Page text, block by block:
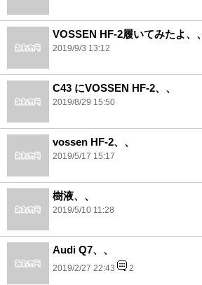
VOSSEN HF-2履いてみたよ、、
2019/9/3 13:12
C43 にVOSSEN HF-2、、
2019/8/29 15:50
vossen HF-2、、
2019/5/17 15:17
樹液、、
2019/5/10 11:28
Audi Q7、、
2019/2/27 22:43 2